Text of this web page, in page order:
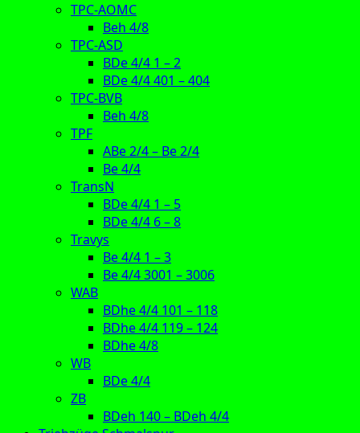
TPC-AOMC
Beh 4/8
TPC-ASD
BDe 4/4 1 – 2
BDe 4/4 401 – 404
TPC-BVB
Beh 4/8
TPF
ABe 2/4 – Be 2/4
Be 4/4
TransN
BDe 4/4 1 – 5
BDe 4/4 6 – 8
Travys
Be 4/4 1 – 3
Be 4/4 3001 – 3006
WAB
BDhe 4/4 101 – 118
BDhe 4/4 119 – 124
BDhe 4/8
WB
BDe 4/4
ZB
BDeh 140 – BDeh 4/4